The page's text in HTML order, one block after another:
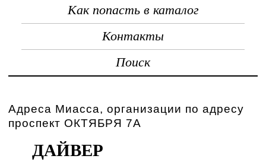
Как попасть в каталог
Контакты
Поиск
Адреса Миасса, организации по адресу
проспект ОКТЯБРЯ 7А
ДАЙВЕР